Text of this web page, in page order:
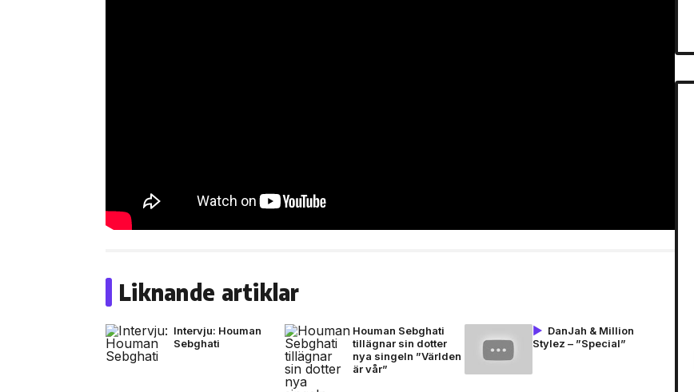
Liknande artiklar
Intervju: Houman
Sebghati
Houman Sebghati
tillägnar sin dotter
nya singeln ”Världen
är vår”
DanJah & Million
Stylez – ”Special”